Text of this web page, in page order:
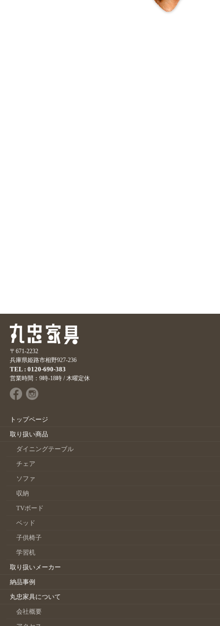
〒671-2232
兵庫県姫路市相野927-236
TEL : 0120-690-383
営業時間：9時-18時 / 木曜定休
トップページ
取り扱い商品
ダイニングテーブル
チェア
ソファ
収納
TVボード
ベッド
子供椅子
学習机
取り扱いメーカー
納品事例
丸忠家具について
会社概要